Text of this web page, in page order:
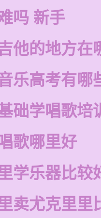
吗 新手
他的地方在
乐高考有哪
础学唱歌培
歌哪里好
学乐器比较
卖尤克里里